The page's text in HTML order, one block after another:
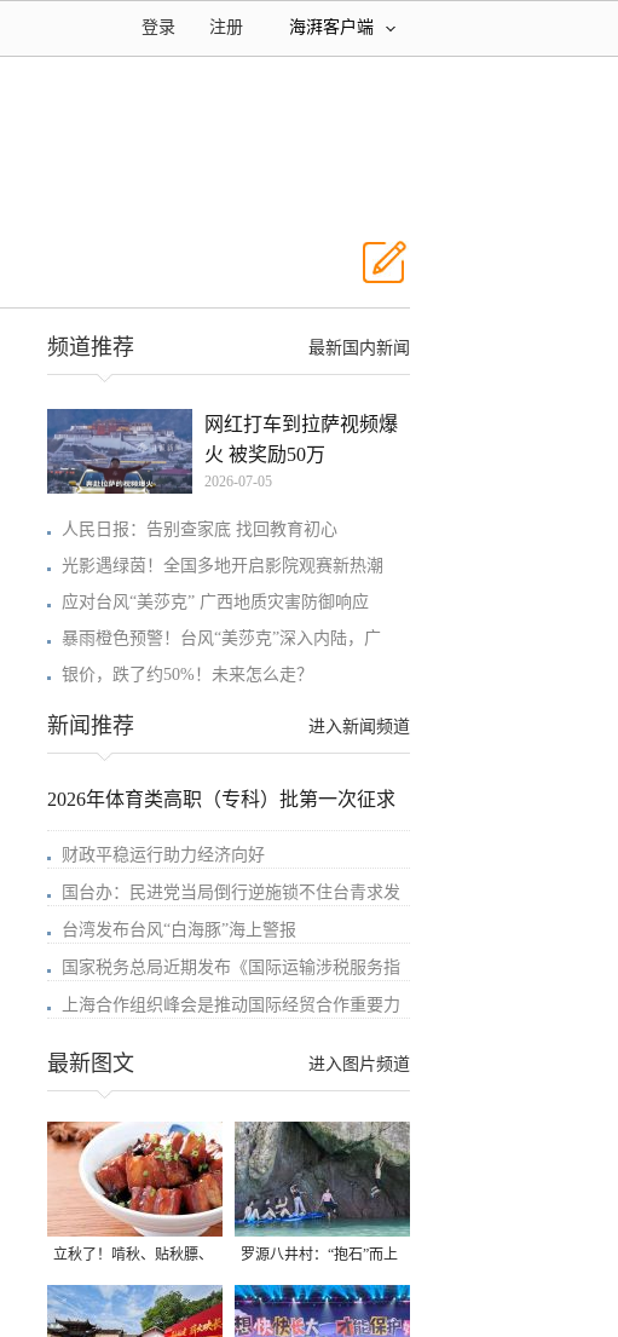
海湃客户端
注册
登录
最新国内新闻
频道推荐
网红打车到拉萨视频爆
火 被奖励50万
2026-07-05
人民日报：告别查家底 找回教育初心
光影遇绿茵！全国多地开启影院观赛新热潮
应对台风“美莎克” 广西地质灾害防御响应
暴雨橙色预警！台风“美莎克”深入内陆，广
银价，跌了约50%！未来怎么走？
进入新闻频道
新闻推荐
2026年体育类高职（专科）批第一次征求
财政平稳运行助力经济向好
国台办：民进党当局倒行逆施锁不住台青求发
台湾发布台风“白海豚”海上警报
国家税务总局近期发布《国际运输涉税服务指
上海合作组织峰会是推动国际经贸合作重要力
进入图片频道
最新图文
立秋了！啃秋、贴秋膘、
晒秋，福建人这样过才够
味→
罗源八井村：“抱石”而上